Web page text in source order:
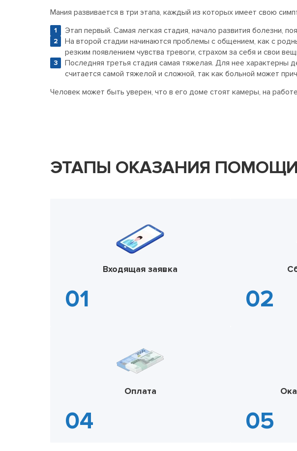
Мания развивается в три этапа, каждый из которых имеет свою
Этап первый. Самая легкая стадия, начало развития болезни,
На второй стадии начинаются проблемы с общением, как с
резким появлением чувства тревоги, страхом за себя и свои
Последняя третья стадия самая тяжелая. Для нее характерны
считается самой тяжелой и сложной, так как больной может
Человек может быть уверен, что в его доме стоят камеры, на
ЭТАПЫ ОКАЗАНИЯ ПОМОЩИ
Входящая заявка
Оплата